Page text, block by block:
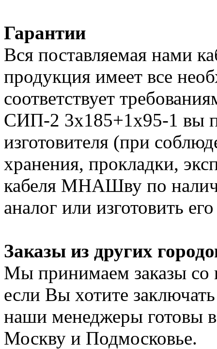
Гарантии
Вся поставляемая нами
продукция имеет все
соответствует
СИП-2 3х185+1х95-1 вы
изготовителя (при
хранения, прокладки,
кабеля МНАШву по
аналог или изготовить
Заказы из других
Мы принимаем заказы со
если Вы хотите
наши менеджеры готовы
Москву и Подмосковье.